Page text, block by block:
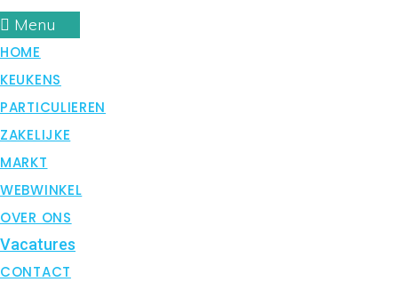
Menu
HOME
KEUKENS
PARTICULIEREN
ZAKELIJKE
MARKT
WEBWINKEL
OVER ONS
Vacatures
CONTACT